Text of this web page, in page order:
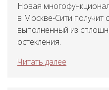
Новая
в Москве-Сити
выполненный из
остекления.
Читать далее